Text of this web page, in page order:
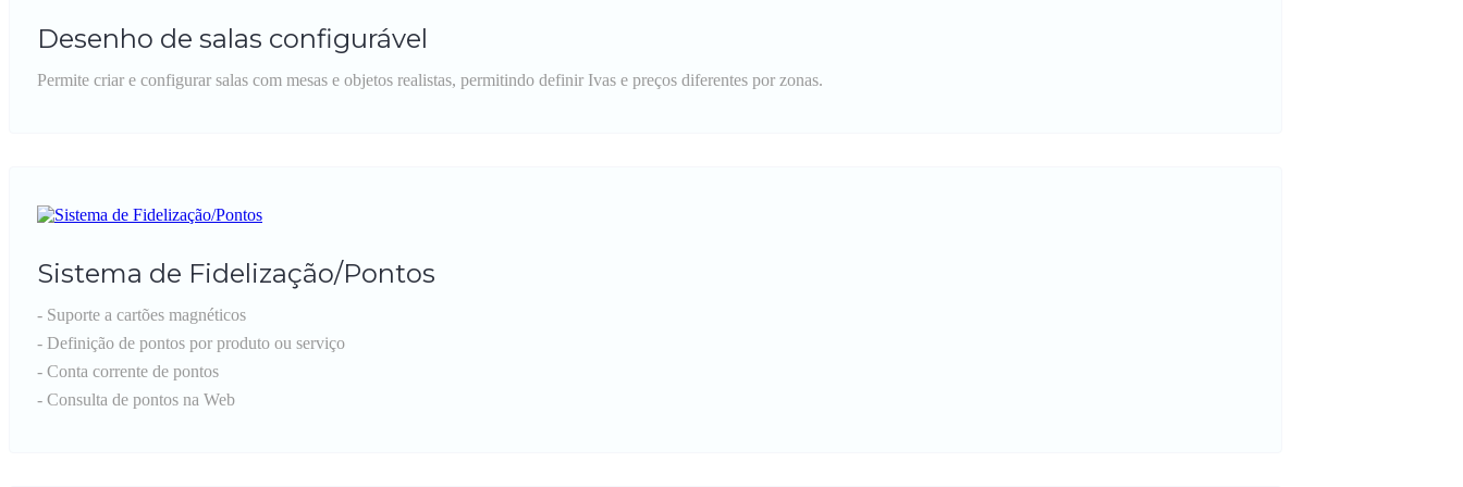
Desenho de salas configurável
Permite criar e configurar salas com mesas e objetos realistas, permitindo definir Ivas e preços diferentes por zonas.
Sistema de Fidelização/Pontos
- Suporte a cartões magnéticos
- Definição de pontos por produto ou serviço
- Conta corrente de pontos
- Consulta de pontos na Web